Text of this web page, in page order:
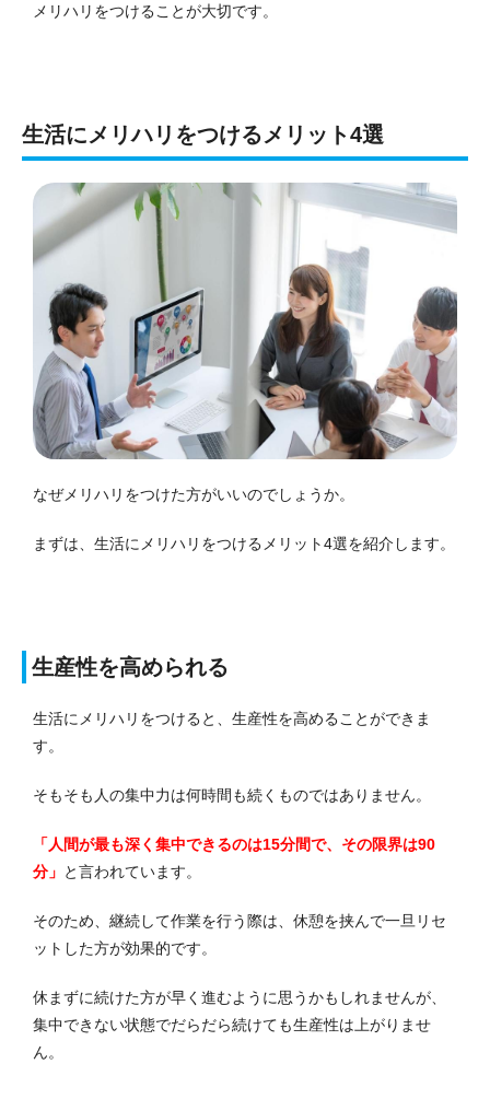
メリハリをつけることが大切です。
生活にメリハリをつけるメリット4選
なぜメリハリをつけた方がいいのでしょうか。
まずは、生活にメリハリをつけるメリット4選を紹介します。
生産性を高められる
生活にメリハリをつけると、生産性を高めることができま
す。
そもそも人の集中力は何時間も続くものではありません。
「人間が最も深く集中できるのは15分間で、その限界は90
分」 と言われています。
そのため、継続して作業を行う際は、休憩を挟んで一旦リセ
ットした方が効果的です。
休まずに続けた方が早く進むように思うかもしれませんが、
集中できない状態でだらだら続けても生産性は上がりませ
ん。